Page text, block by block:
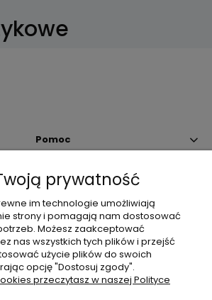
Pomoc
Moje konto
Płatności i dostawa
Informacje
prywatność
im technologie umożliwiają
strony i pomagają nam dostosować
Możesz zaakceptować
nas wszystkich tych plików i przejść
użycie plików do swoich
opcję "Dostosuj zgody".
przeczytasz w naszej Polityce